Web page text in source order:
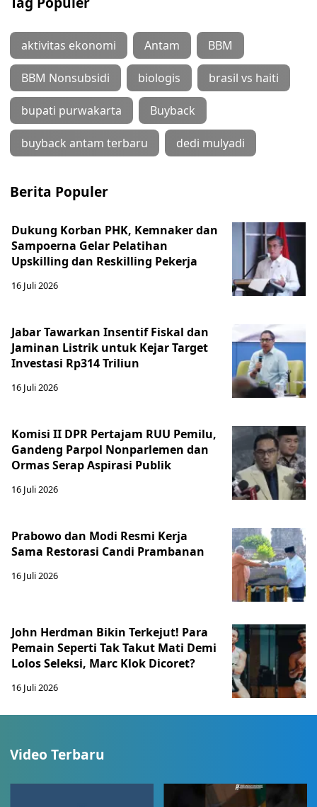
aktivitas ekonomi Antam BBM
BBM Nonsubsidi biologis brasil vs haiti
bupati purwakarta Buyback
buyback antam terbaru dedi mulyadi
Berita Populer
Dukung Korban PHK, Kemnaker dan
Sampoerna Gelar Pelatihan
Upskilling dan Reskilling Pekerja
16 Juli 2026
Jabar Tawarkan Insentif Fiskal dan
Jaminan Listrik untuk Kejar Target
Investasi Rp314 Triliun
16 Juli 2026
Komisi II DPR Pertajam RUU Pemilu,
Gandeng Parpol Nonparlemen dan
Ormas Serap Aspirasi Publik
16 Juli 2026
Prabowo dan Modi Resmi Kerja
Sama Restorasi Candi Prambanan
16 Juli 2026
John Herdman Bikin Terkejut! Para
Pemain Seperti Tak Takut Mati Demi
Lolos Seleksi, Marc Klok Dicoret?
16 Juli 2026
Video Terbaru